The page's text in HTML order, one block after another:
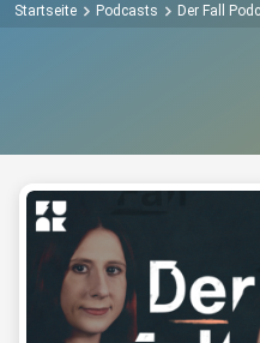
Startseite Podcasts Der Fall